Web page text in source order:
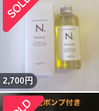
2,700円